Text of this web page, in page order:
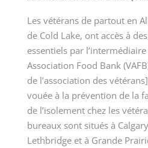
Les vétérans de partout en
de Cold Lake, ont accès à
essentiels par
Association Food Bank
de l’association des
vouée à la prévention de la
de l’isolement chez les
bureaux sont situés à
Lethbridge et à Grande